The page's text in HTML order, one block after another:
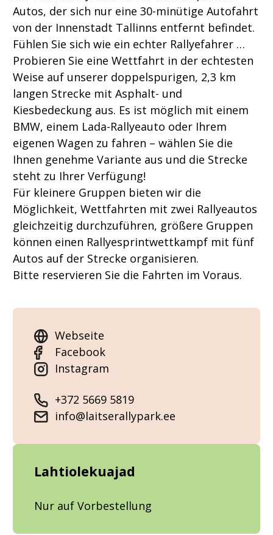
Autos, der sich nur eine 30-minütige Autofahrt
von der Innenstadt Tallinns entfernt befindet.
Fühlen Sie sich wie ein echter Rallyefahrer …
Probieren Sie eine Wettfahrt in der echtesten
Weise auf unserer doppelspurigen, 2,3 km
langen Strecke mit Asphalt- und
Kiesbedeckung aus. Es ist möglich mit einem
BMW, einem Lada-Rallyeauto oder Ihrem
eigenen Wagen zu fahren – wählen Sie die
Ihnen genehme Variante aus und die Strecke
steht zu Ihrer Verfügung!
Für kleinere Gruppen bieten wir die
Möglichkeit, Wettfahrten mit zwei Rallyeautos
gleichzeitig durchzuführen, größere Gruppen
können einen Rallyesprintwettkampf mit fünf
Autos auf der Strecke organisieren.
Bitte reservieren Sie die Fahrten im Voraus.
Webseite
Facebook
Instagram
+372 5669 5819
info@laitserallypark.ee
Lahtiolekuajad
Nur auf Vorbestellung